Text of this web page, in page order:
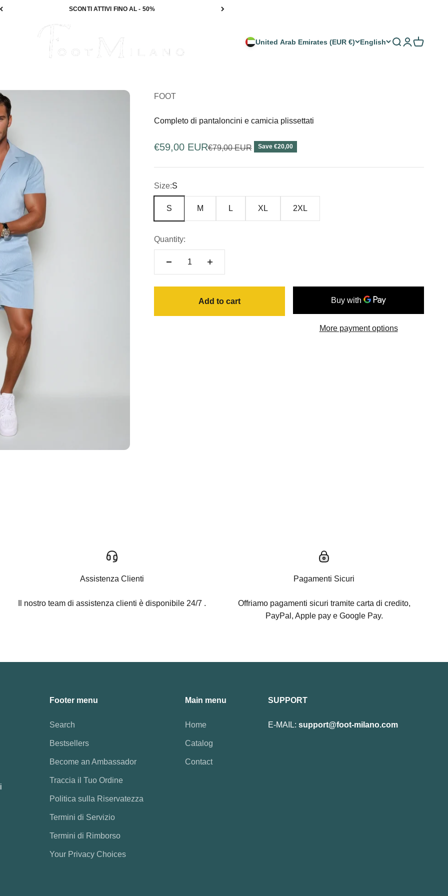
SCONTI ATTIVI FINO AL - 50%
FOOT
United Arab Emirates (EUR €) English SEARCH
LOGIN
CART
FOOT
Completo di pantaloncini e camicia plissettati
Sale price
€59,00 EURRegular price
€79,00 EUR Save €20,00
Size:S
S M L XL 2XL
Quantity:
Add to cart
More payment options
Assistenza Clienti
Il nostro team di assistenza clienti è disponibile 24/7 .
Pagamenti Sicuri
Offriamo pagamenti sicuri tramite carta di credito,
PayPal, Apple pay e Google Pay.
Footer menu
Search
Bestsellers
Become an Ambassador
Traccia il Tuo Ordine
Politica sulla Riservatezza
Termini di Servizio
Termini di Rimborso
Your Privacy Choices
Main menu
Home
Catalog
Contact
SUPPORT
E-MAIL: support@foot-milano.com